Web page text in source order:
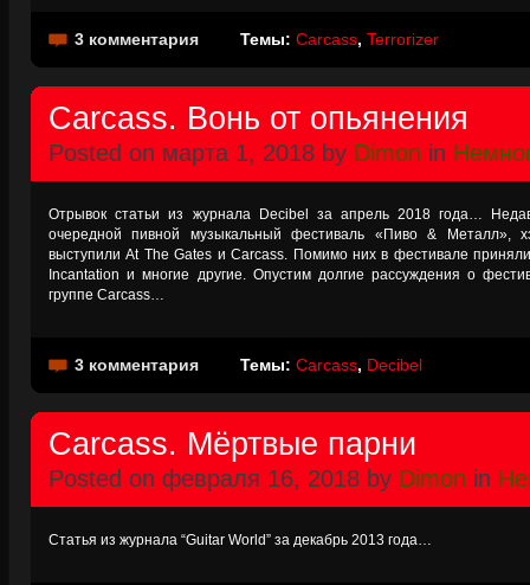
3 комментария Темы: Carcass, Terrorizer
Carcass. Вонь от опьянения
Posted on марта 1, 2018 by Dimon in
Отрывок статьи из журнала Decibel за апрель 2018 года…
очередной пивной музыкальный фестиваль «Пиво & Металл»,
выступили At The Gates и Carcass. Помимо них в фестивале
Incantation и многие другие. Опустим долгие рассуждения о
группе Carcass…
3 комментария Темы: Carcass, Decibel
Carcass. Мёртвые парни
Posted on февраля 16, 2018 by Dimon in
Статья из журнала “Guitar World” за декабрь 2013 года…